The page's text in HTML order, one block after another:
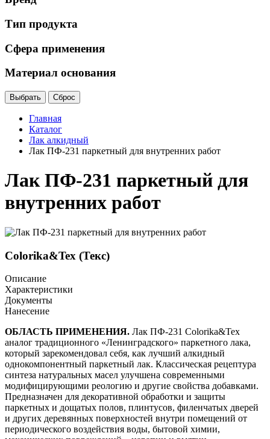
Тип продукта
Сфера применения
Материал основания
Главная
Каталог
Лак алкидный
Лак ПФ-231 паркетный для внутренних работ
Лак ПФ-231 паркетный для
внутренних работ
Colorika&Tex (Текс)
Описание
Характеристики
Документы
Нанесение
ОБЛАСТЬ ПРИМЕНЕНИЯ. Лак ПФ-231 Colorika&Tex
аналог традиционного «Ленинградского» паркетного лака,
который зарекомендовал себя, как лучший алкидный
однокомпонентный паркетный лак. Классическая рецептура
синтеза натуральных масел улучшена современными
модифицирующими реологию и другие свойства добавками.
Предназначен для декоративной обработки и защиты
паркетных и дощатых полов, плинтусов, филенчатых дверей
и других деревянных поверхностей внутри помещений от
периодического воздействия воды, бытовой химии,